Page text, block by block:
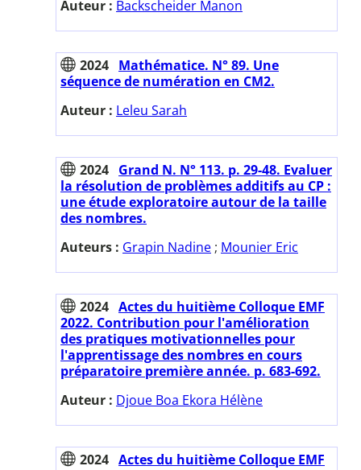
Auteur : Backscheider Manon
2024 Mathématice. N° 89. Une
séquence de numération en CM2.
Auteur : Leleu Sarah
2024 Grand N. N° 113. p. 29-48. Evaluer
la résolution de problèmes additifs au CP :
une étude exploratoire autour de la taille
des nombres.
Auteurs : Grapin Nadine ; Mounier Eric
2024 Actes du huitième Colloque EMF
2022. Contribution pour l'amélioration
des pratiques motivationnelles pour
l'apprentissage des nombres en cours
préparatoire première année. p. 683-692.
Auteur : Djoue Boa Ekora Hélène
2024 Actes du huitième Colloque EMF